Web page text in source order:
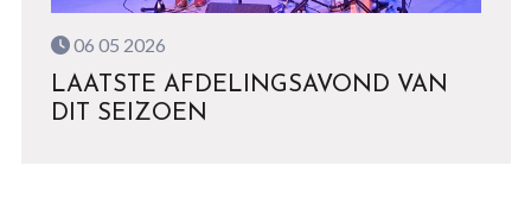
06 05 2026
LAATSTE AFDELINGSAVOND VAN
DIT SEIZOEN